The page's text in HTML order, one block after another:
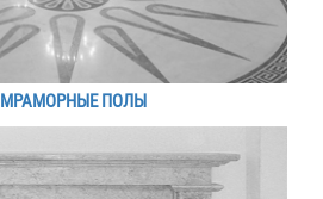
МРАМОРНЫЕ ПОЛЫ